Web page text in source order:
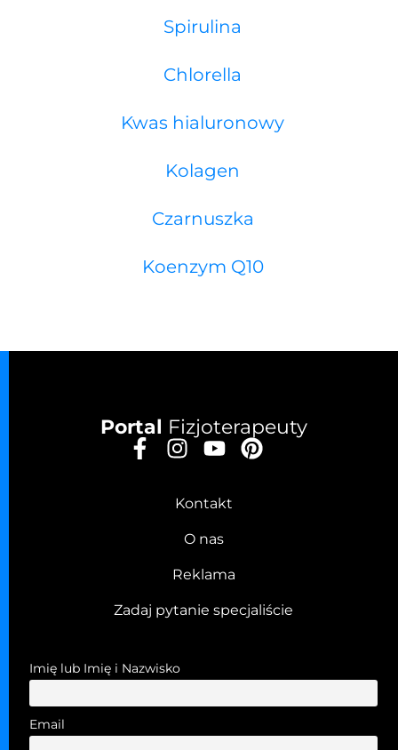
Spirulina
Chlorella
Kwas hialuronowy
Kolagen
Czarnuszka
Koenzym Q10
Portal Fizjoterapeuty
Kontakt
O nas
Reklama
Zadaj pytanie specjaliście
Imię lub Imię i Nazwisko
Email